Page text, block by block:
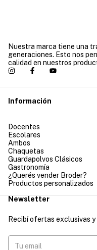
Nuestra marca tiene una
generaciones. Esto nos
calidad en nuestros
Información
Docentes
Escolares
Ambos
Chaquetas
Guardapolvos Clásicos
Gastronomía
¿Querés vender Broder?
Productos personalizados
Newsletter
Recibí ofertas exclusivas